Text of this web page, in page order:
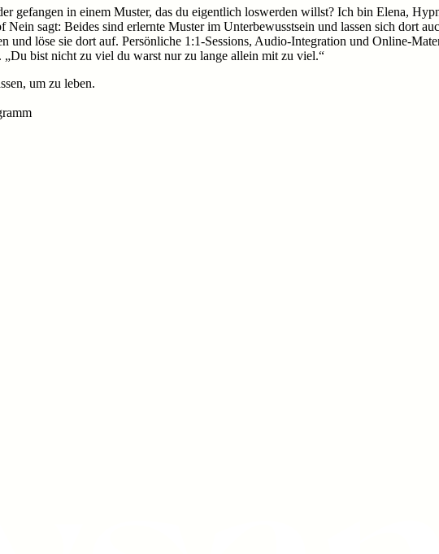
gefangen in einem Muster, das du eigentlich loswerden willst? Ich bin Elena,
sagt: Beides sind erlernte Muster im Unterbewusstsein und lassen sich dort
und löse sie dort auf. Persönliche 1:1-Sessions, Audio-Integration und Online-
bist nicht zu viel du warst nur zu lange allein mit zu viel.“
um zu leben.